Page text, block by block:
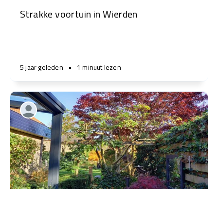
Strakke voortuin in Wierden
5 jaar geleden • 1 minuut lezen